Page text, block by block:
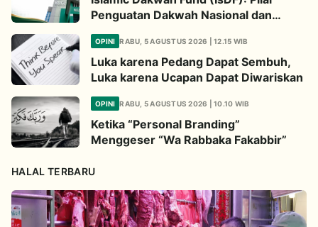
Penguatan Dakwah Nasional dan
OPINI RABU, 5 AGUSTUS 2026 | 12.15 WIB
Luka karena Pedang Dapat Sembuh,
Luka karena Ucapan Dapat Diwariskan
OPINI RABU, 5 AGUSTUS 2026 | 10.10 WIB
Ketika “Personal Branding”
Menggeser “Wa Rabbaka Fakabbir”
HALAL TERBARU